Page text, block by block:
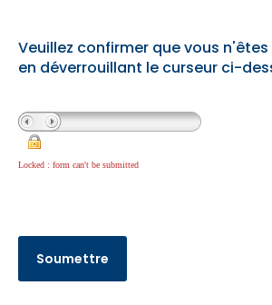
Veuillez confirmer que vous
en déverrouillant le curseur ci-
Locked : form can't be submitted